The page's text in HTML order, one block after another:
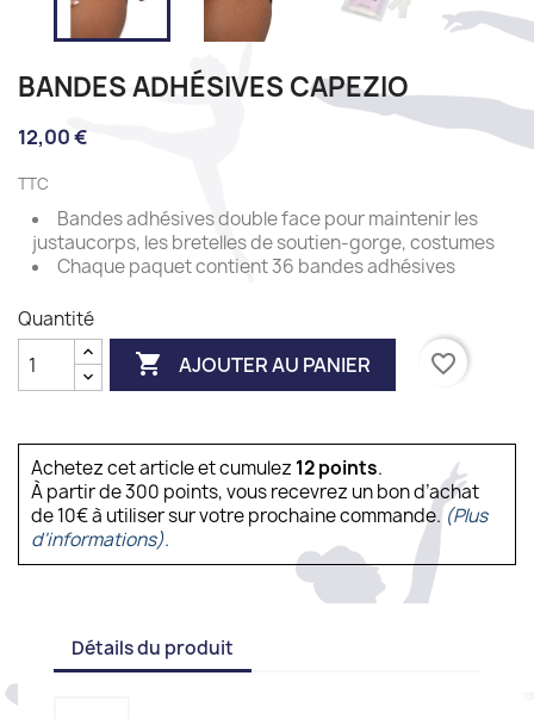
BANDES ADHÉSIVES CAPEZIO
12,00 €
TTC
Bandes adhésives double face pour maintenir les
justaucorps, les bretelles de soutien-gorge, costumes
Chaque paquet contient 36 bandes adhésives
Quantité
 AJOUTER AU PANIER favorite_border
Achetez cet article et cumulez 12points.
À partir de 300 points, vous recevrez un bon d’achat
de 10€ à utiliser sur votre prochaine commande.(Plus
d'informations).
Détails du produit